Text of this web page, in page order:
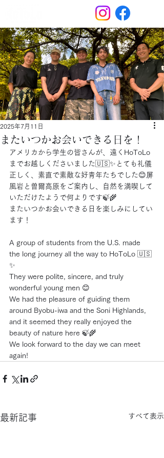
またいつかお会いできる日を！
2025年7月11日
アメリカから学生の皆さんが、遠くHoToLo
までお越しくださいました🇺🇸✨とても礼儀
正しく、素直で素敵な好青年たちでした😊屏
風岩と曽爾高原をご案内し、自然を満喫して
いただけたようで何よりです🍃🌾
またいつかお会いできる日を楽しみにしてい
ます！
A group of students from the U.S. made
the long journey all the way to HoToLo 🇺🇸
✨
They were polite, sincere, and truly
wonderful young men 😊
We had the pleasure of guiding them
around Byobu-iwa and the Soni Highlands,
and it seemed they really enjoyed the
beauty of nature here 🍃🌾
We look forward to the day we can meet
again!
最新記事 すべて表示